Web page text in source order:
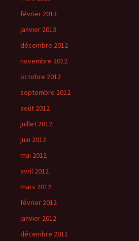
février 2013
janvier 2013
décembre 2012
novembre 2012
octobre 2012
septembre 2012
août 2012
juillet 2012
juin 2012
mai 2012
avril 2012
mars 2012
février 2012
janvier 2012
décembre 2011